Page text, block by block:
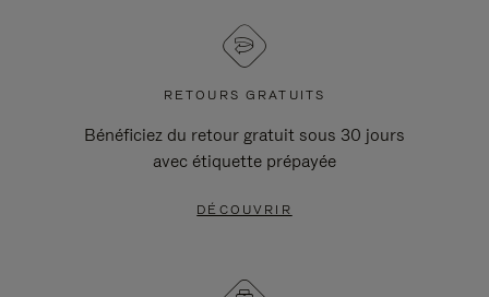
RETOURS GRATUITS
Bénéficiez du retour gratuit sous 30 jours
avec étiquette prépayée
DÉCOUVRIR